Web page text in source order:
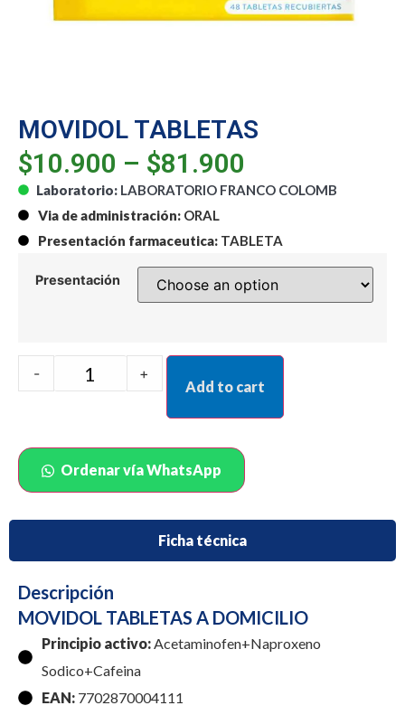
MOVIDOL TABLETAS
$10.900 – $81.900
Laboratorio: LABORATORIO FRANCO COLOMB
Via de administración: ORAL
Presentación farmaceutica: TABLETA
Presentación
- +
Add to cart
Ordenar vía WhatsApp
Ficha técnica
Descripción
MOVIDOL TABLETAS A DOMICILIO
Principio activo:Acetaminofen+Naproxeno
Sodico+Cafeina
EAN: 7702870004111